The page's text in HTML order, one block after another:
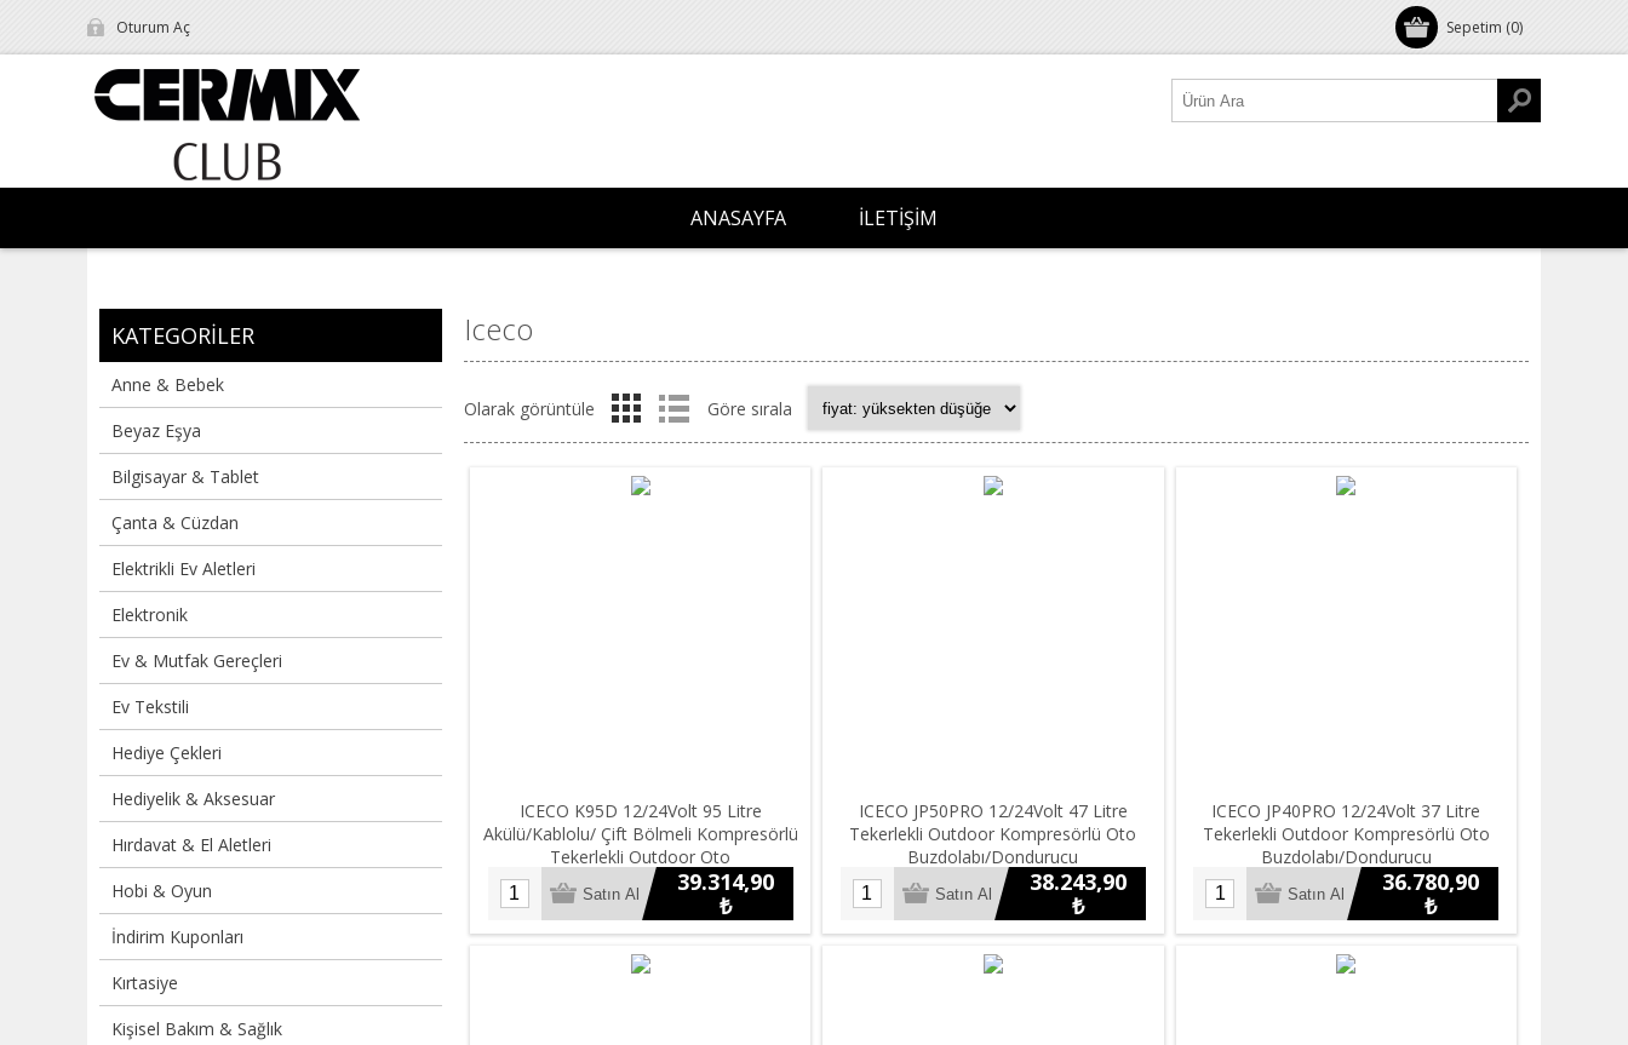
Sepetim (0)
Oturum Aç
ANASAYFA İLETIŞIM
KATEGORILER
Anne & Bebek
Beyaz Eşya
Bilgisayar & Tablet
Çanta & Cüzdan
Elektrikli Ev Aletleri
Elektronik
Ev & Mutfak Gereçleri
Ev Tekstili
Hediye Çekleri
Hediyelik & Aksesuar
Hırdavat & El Aletleri
Hobi & Oyun
İndirim Kuponları
Kırtasiye
Kişisel Bakım & Sağlık
Iceco
Olarak görüntüle Göre sırala
ICECO K95D 12/24Volt 95 Litre
Akülü/Kablolu/ Çift Bölmeli Kompresörlü
Tekerlekli Outdoor Oto
Buzdolabı/Dondurucu (Akü Dahil
Değildir)
39.314,90
₺
ICECO JP50PRO 12/24Volt 47 Litre
Tekerlekli Outdoor Kompresörlü Oto
Buzdolabı/Dondurucu
38.243,90
₺
ICECO JP40PRO 12/24Volt 37 Litre
Tekerlekli Outdoor Kompresörlü Oto
Buzdolabı/Dondurucu
36.780,90
₺